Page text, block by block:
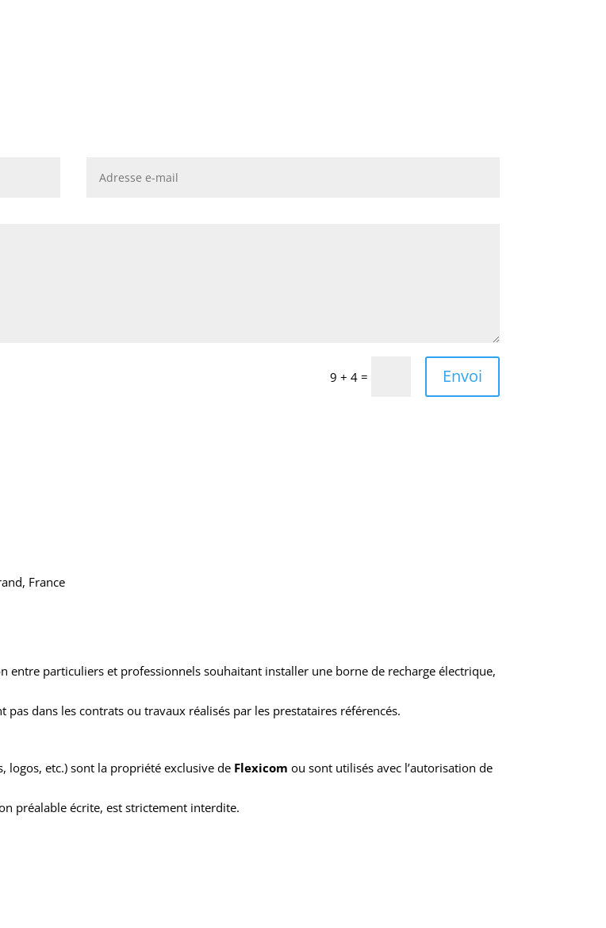
9 + 4= Envoi
France
entre particuliers et professionnels souhaitant installer une borne de recharge électrique,
dans les contrats ou travaux réalisés par les prestataires référencés.
logos, etc.) sont la propriété exclusive de Flexicom ou sont utilisés avec l’autorisation de
préalable écrite, est strictement interdite.